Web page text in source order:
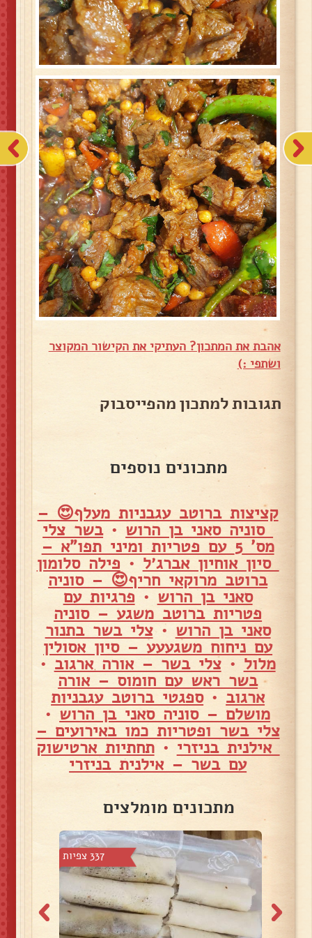
אהבת את המתכון? העתיקי את הקישור המקוצר
ושתפי :)
תגובות למתכון מהפייסבוק
מתכונים נוספים
קציצות ברוטב עגבניות מעלף😍 –
סוניה סאני בן הרוש •בשר צלי
מס' 5 עם פטריות ומיני תפו"א –
סיון אוחיון אברג׳ל • פילה סלומון
ברוטב מרוקאי חריף😍 – סוניה
סאני בן הרוש • פרגיות עם
פטריות ברוטב משגע – סוניה
סאני בן הרוש •צלי בשר בתנור
עם ניחוח משגעעע – סיון אסולין
מלול •צלי בשר – אורה ארגוב •
בשר ראש עם חומוס – אורה
ארגוב •ספגטי ברוטב עגבניות
מושלם – סוניה סאני בן הרוש •
צלי בשר ופטריות כמו באירועים –
אילנית בניזרי •תחתיות ארטישוק
עם בשר – אילנית בניזרי
מתכונים מומלצים
337 צפיות